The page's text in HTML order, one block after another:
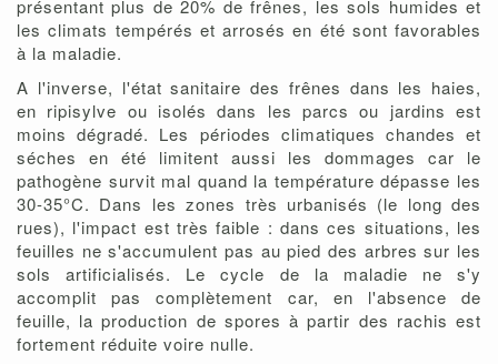
présentant plus de 20% de frênes, les sols humides et
les climats tempérés et arrosés en été sont favorables
à la maladie.
A l'inverse, l'état sanitaire des frênes dans les haies,
en ripisylve ou isolés dans les parcs ou jardins est
moins dégradé. Les périodes climatiques chandes et
séches en été limitent aussi les dommages car le
pathogène survit mal quand la température dépasse les
30-35°C. Dans les zones très urbanisés (le long des
rues), l'impact est très faible : dans ces situations, les
feuilles ne s'accumulent pas au pied des arbres sur les
sols artificialisés. Le cycle de la maladie ne s'y
accomplit pas complètement car, en l'absence de
feuille, la production de spores à partir des rachis est
fortement réduite voire nulle.